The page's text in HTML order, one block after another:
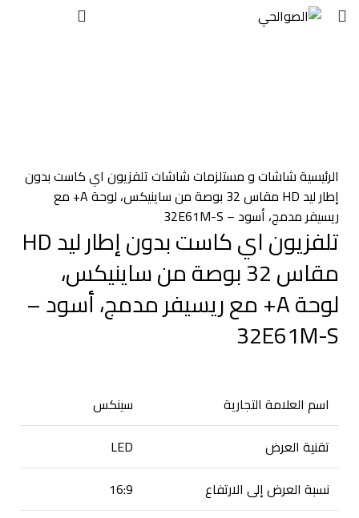
الرئيسيةشاشات و مستلزماتشاشاتتلفزيون اي كاست بدون
إطار ليد HD مقاس 32 بوصة من ساينيكس، لوحة A+ مع
ريسيفر مدمج، أسود – 32E61M-S
تلفزيون اي كاست بدون إطار ليد HD
مقاس 32 بوصة من ساينيكس،
لوحة A+ مع ريسيفر مدمج، أسود –
32E61M-S
اسم العلامة التجارية
سينكس
تقنية العرض
LED
نسبة العرض إلى الارتفاع
16:9